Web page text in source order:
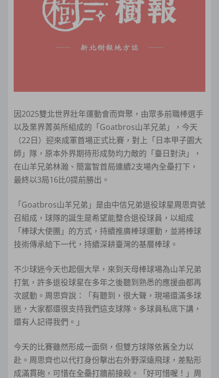
因2025雙北世界壯年運動會而齊聚，由眾多前職棒選手
以及業界菁英所組成的「Goatbros山羊兄弟」，今天
（22日）迎來成軍首場正式比賽，對上「日本甲子園大
師」隊，原本外界期待形成勢均力敵的「臺日對決」，
在山羊兄弟林瀚、簡富智首局連續2支場內全壘打下，
最終以3局16比0提前勝出。
「Goatbros山羊兄弟」是由中信兄弟退役球星周思齊號
召組成，球隊的誕生是希望能整合退役球員，以組成
「棒球大使團」的方式，持續推廣棒球運動，並將棒球
技術傳承給下一代，持續深耕臺灣的基層棒球。
不少球迷今天也起個大早，來到天母棒球場為山羊兄弟
打氣，許多退役球星在多年之後聽到熟悉的應援曲都再
次感動。周思齊說：「有聽到，很大聲，現場還滿多球
迷，大家都還很支持我們這支球隊。多球員私底下講，
還有人記得我們。」
今天的比賽雖然形成一面倒，但雙方球隊依舊全力以
赴。周思齊也以代打身份擊出右外野深遠飛球，差點形
成滿貫砲，可惜在全壘打牆前接殺。「好可惜喔！」周